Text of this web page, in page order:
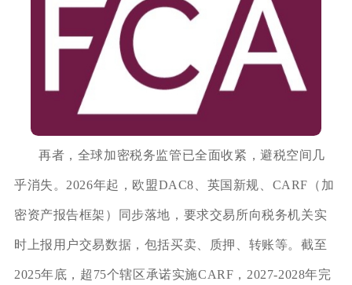
再者，全球加密税务监管已全面收紧，避税空间几
乎消失。2026年起，欧盟DAC8、英国新规、CARF（加
密资产报告框架）同步落地，要求交易所向税务机关实
时上报用户交易数据，包括买卖、质押、转账等。截至
2025年底，超75个辖区承诺实施CARF，2027-2028年完